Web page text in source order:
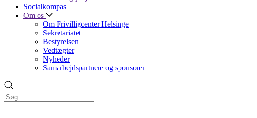
Socialkompas
Om os
Om Frivilligcenter Helsinge
Sekretariatet
Bestyrelsen
Vedtægter
Nyheder
Samarbejdspartnere og sponsorer